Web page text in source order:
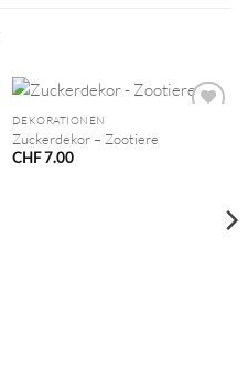
DEKORATIONEN
Zuckerdekor – Zootiere
CHF7.00